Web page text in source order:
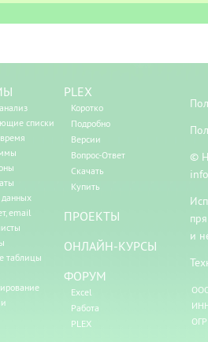
списки
email
таблицы
PLEX
Коротко
Подробно
Версии
Вопрос-Ответ
Скачать
Купить
ПРОЕКТЫ
ОНЛАЙН-КУРСЫ
ФОРУМ
Excel
Работа
PLEX
©
и